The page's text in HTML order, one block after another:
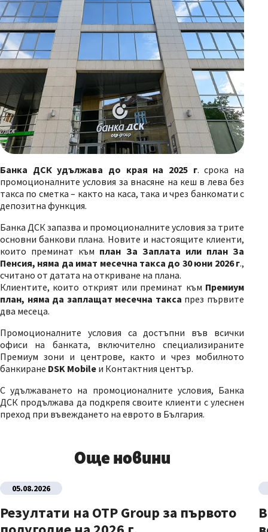
Банка ДСК удължава до края на 2025 г. срока на
промоционалните условия за внасяне на кеш в лева без
такса по сметка – както на каса, така и чрез банкомати с
депозитна функция.
Банка ДСК запазва и промоционалните условия за трите
основни банкови плана. Новите и настоящите клиенти,
които преминат към план За Заплата или план За
Пенсия, няма да имат месечна такса до 30 юни 2026 г.,
считано от датата на откриване на плана.
Клиентите, които открият или преминат към Премиум
план, няма да заплащат месечна такса през първите
два месеца.
Промоционалните условия са достъпни във всички
офиси на банката, включително специализираните
Премиум зони и центрове, както и чрез мобилното
банкиране DSK Mobile и Контактния център.
С удължаването на промоционалните условия, Банка
ДСК продължава да подкрепя своите клиенти с улеснен
преход при въвеждането на еврото в България.
Още новини
05.08.2026
Резултати на OTP Group за първото